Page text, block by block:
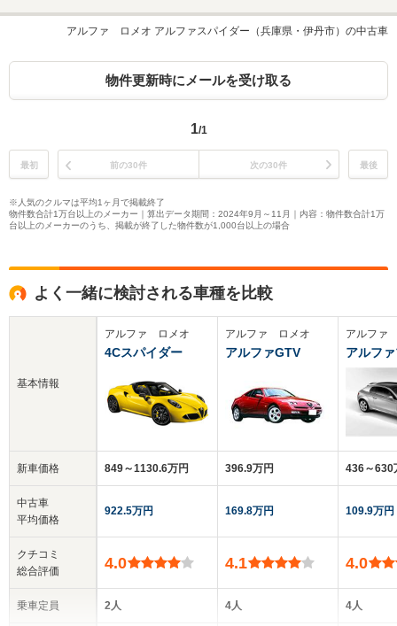
ックカメラ ETC ア
ダプティブクルーズコ
ーター 衝突軽減装
ントロール 衝突被害
軽減システム オート
ンプ スマートキー
ラレコ/クルコ
パワーシート/
アルファ ロメオ アルファスパイダー（兵庫県・伊丹市）の中古車
物件更新時にメールを受け取る
1/1
最初 前の30件 次の30件 最後
※人気のクルマは平均1ヶ月で掲載終了
物件数合計1万台以上のメーカー｜算出データ期間：2024年9月～11月｜内容：物件数合計1万
台以上のメーカーのうち、掲載が終了した物件数が1,000台以上の場合
よく一緒に検討される車種を比較
基本情報
新車価格
中古車
平均価格
クチコミ
総合評価
乗車定員
アルファ ロメオ
4Cスパイダー
849～1130.6万円
922.5万円
4.0
2人
アルファ ロメオ
アルファGTV
396.9万円
169.8万円
4.1
4人
アルファ
アルフ
436～630
109.9万円
4.0
4人